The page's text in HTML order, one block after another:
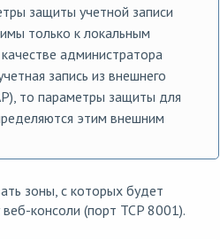
защиты учетной записи
только к локальным
администратора
запись из внешнего
то параметры защиты для
этим внешним
зоны, с которых будет
консоли (порт TCP 8001).